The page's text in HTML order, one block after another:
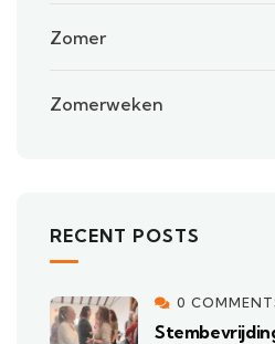
Zomer
Zomerweken
RECENT POSTS
0